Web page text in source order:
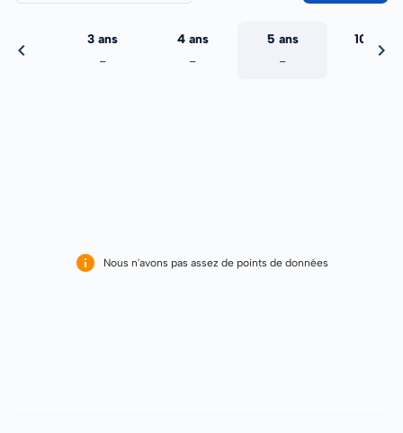
3 ans
-
4 ans
-
5 ans
-
10 ans
Nous n'avons pas assez de points de données